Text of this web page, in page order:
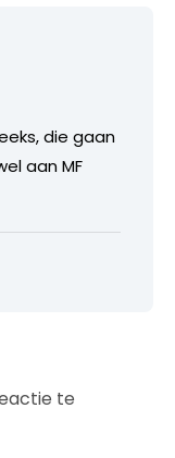
die gaan
aan MF
te